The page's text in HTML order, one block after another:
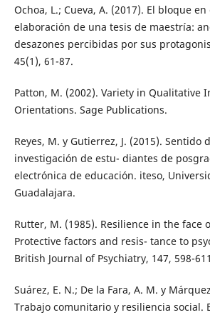
Ochoa, L.; Cueva, A. (2017). El bloque
elaboración de una tesis de maestría:
desazones percibidas por sus
45(1), 61-87.
Patton, M. (2002). Variety in Qualitative
Orientations. Sage Publications.
Reyes, M. y Gutierrez, J. (2015). Sentido
investigación de estu- diantes de
electrónica de educación. iteso,
Guadalajara.
Rutter, M. (1985). Resilience in the face
Protective factors and resis- tance to
British Journal of Psychiatry, 147, 598-
Suárez, E. N.; De la Fara, A. M. y
Trabajo comunitario y resiliencia social.